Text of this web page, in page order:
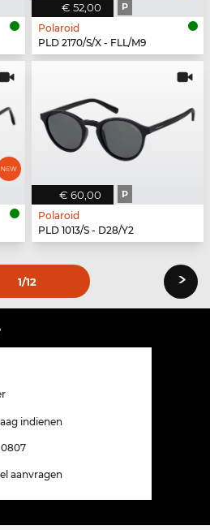
€ 52,00 P
Polaroid
PLD 2170/S/X - FLL/M9
€ 60,00 P
Polaroid
PLD 1013/S - D28/Y2
1/12 ›
indienen
0807
aanvragen